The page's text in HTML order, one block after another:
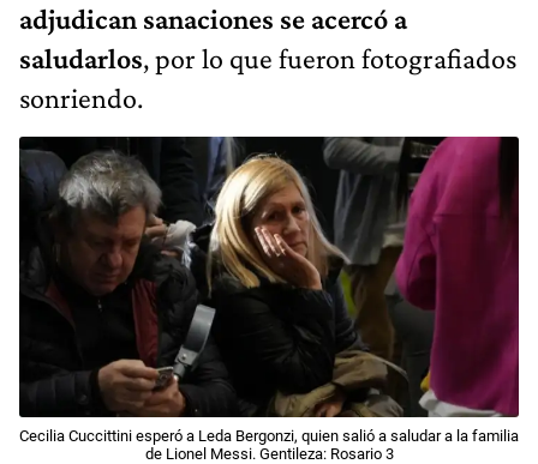
adjudican sanaciones se acercó a
saludarlos, por lo que fueron fotografiados
sonriendo.
Cecilia Cuccittini esperó a Leda Bergonzi, quien salió a saludar a la familia
de Lionel Messi. Gentileza: Rosario 3